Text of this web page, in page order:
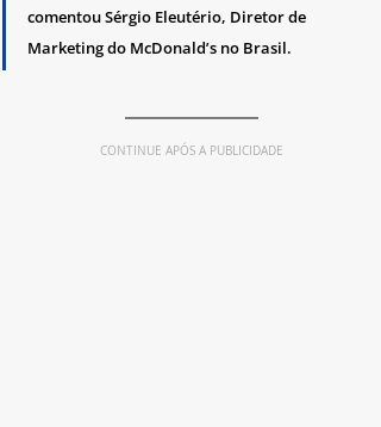
comentou Sérgio Eleutério, Diretor de
Marketing do McDonald’s no Brasil.
CONTINUE APÓS A PUBLICIDADE